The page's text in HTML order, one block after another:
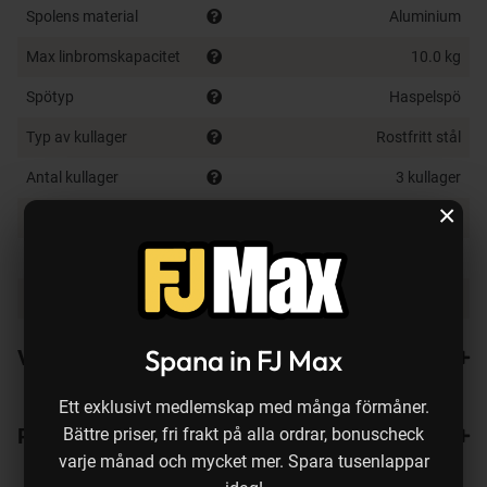
Spana in FJ Max
Ett exklusivt medlemskap med många förmåner.
Bättre priser, fri frakt på alla ordrar, bonuscheck
varje månad och mycket mer. Spara tusenlappar
×
Spolens material Aluminium
Max linbromskapacitet 10.0 kg
Spötyp Haspelspö
Typ av kullager Rostfritt stål
Antal kullager 3 kullager
Grå, Guld, Silver
Varianter
Recensioner 4